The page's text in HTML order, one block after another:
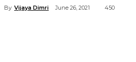
By Vijaya Dimri June 26, 2021 450